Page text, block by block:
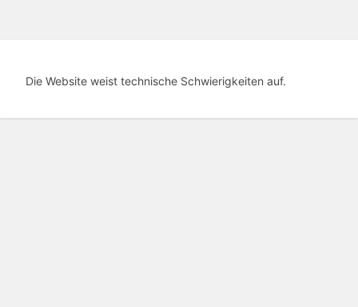
Die Website weist technische Schwierigkeiten auf.